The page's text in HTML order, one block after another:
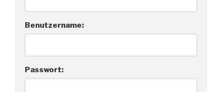
Benutzername:
Passwort: